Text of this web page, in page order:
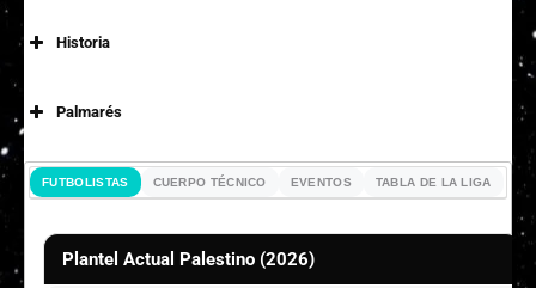
Historia
Palmarés
1 Primera División Femenina (2015-C).
FUTBOLISTAS CUERPO TÉCNICO EVENTOS TABLA DE LA LIGA
Plantel Actual Palestino (2026)